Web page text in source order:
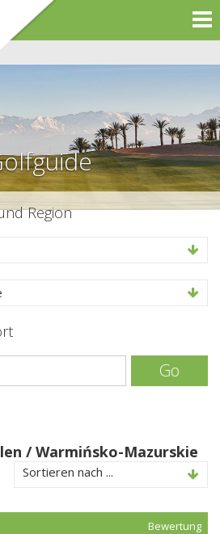
Region
Go
/ Warmińsko-Mazurskie
Sortieren nach ...
Bewertung